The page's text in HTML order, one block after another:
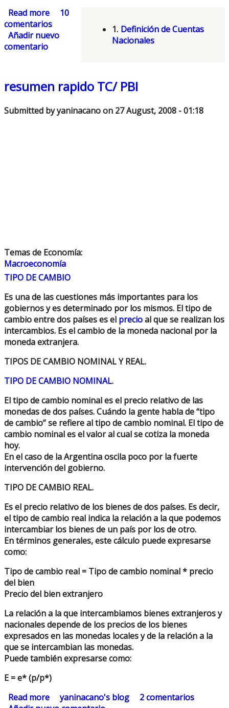
1. Definición de Cuentas
Nacionales
Read more about Cuentas Nacionales
10
comentarios
Añadir nuevo
comentario
resumen rapido TC/ PBI
Submitted byyaninacanoon 27 August, 2008 - 01:18
Temas de Economía:
Macroeconomía
TIPO DE CAMBIO
Es una de las cuestiones más importantes para los
gobiernos y es determinado por los mismos. El tipo de
cambio entre dos países es el precioal que se realizan los
intercambios. Es el cambio de la moneda nacional por la
moneda extranjera.
TIPOS DE CAMBIO NOMINAL Y REAL.
TIPO DE CAMBIO NOMINAL.
El tipo de cambio nominal es el precio relativo de las
monedas de dos países. Cuándo la gente habla de “tipo
de cambio” se refiere al tipo de cambio nominal. El tipo de
cambio nominal es el valor al cual se cotiza la moneda
hoy.
En el caso de la Argentina oscila poco por la fuerte
intervención del gobierno.
TIPO DE CAMBIO REAL.
Es el precio relativo de los bienes de dos países. Es decir,
el tipo de cambio real indica la relación a la que podemos
intercambiar los bienes de un país por los de otro.
En términos generales, este cálculo puede expresarse
como:
Tipo de cambio real = Tipo de cambio nominal * precio
del bien
Precio del bien extranjero
La relación a la que intercambiamos bienes extranjeros y
nacionales depende de los precios de los bienes
expresados en las monedas locales y de la relación a la
que se intercambian las monedas.
Puede también expresarse como:
E = e* (p/p*)
Read more about resumen rapido TC/ PBI
yaninacano's blog
2 comentarios